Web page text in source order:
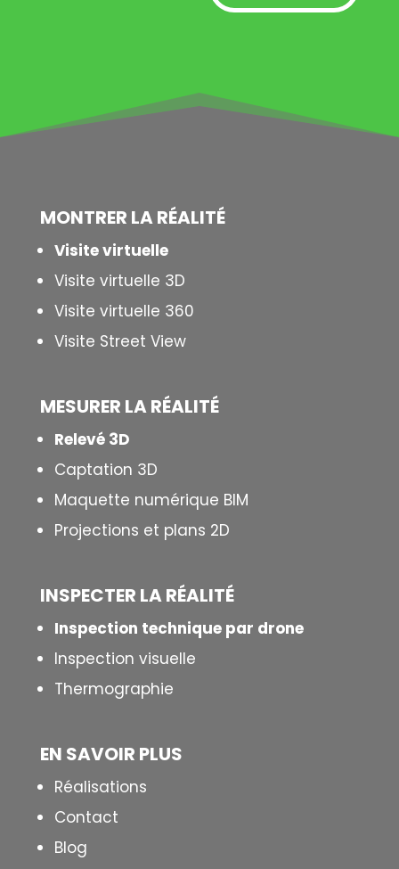
MONTRER LARÉALITÉ
Visite virtuelle
Visite virtuelle 3D
Visite virtuelle 360
Visite Street View
MESURER LARÉALITÉ
Relevé 3D
Captation 3D
Maquette numérique BIM
Projections et plans 2D
INSPECTER LA RÉALITÉ
Inspection technique par drone
Inspection visuelle
Thermographie
EN SAVOIR PLUS
Réalisations
Contact
Blog